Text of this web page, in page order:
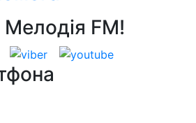
FM!